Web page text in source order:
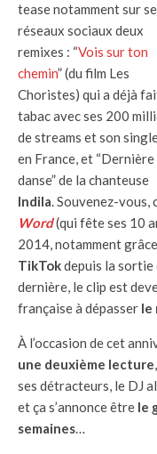
tease notamment sur
réseaux sociaux deux
remixes : “Vois sur ton
chemin” (du film Les
Choristes) qui a déjà
tabac avec ses 200
de streams et son
en France, et “Dernière
danse” de la chanteuse
Indila. Souvenez-vous,
Word(qui fête ses 10
2014, notamment
TikTokdepuis la sortie
dernière, le clip est
française à dépasser le
À l’occasion de cet
une deuxième lecture
ses détracteurs, le DJ
et ça s’annonce être le
semaines…